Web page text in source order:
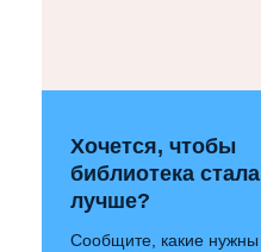
Хочется, чтобы
библиотека стала
лучше?
Сообщите, какие нужны